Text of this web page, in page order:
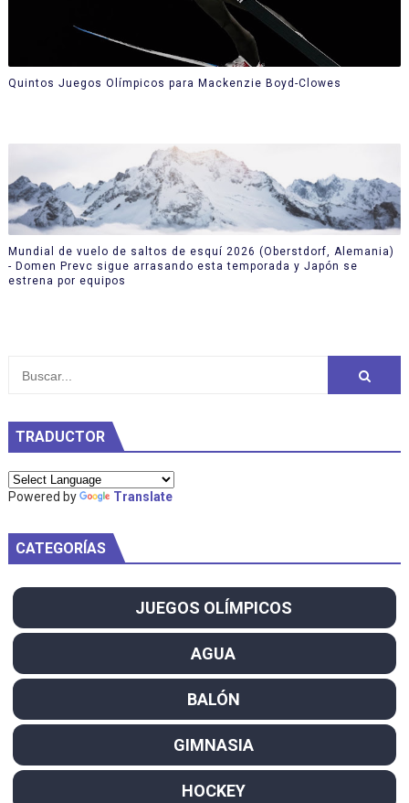
Quintos Juegos Olímpicos para Mackenzie Boyd-Clowes
Mundial de vuelo de saltos de esquí 2026 (Oberstdorf, Alemania)
- Domen Prevc sigue arrasando esta temporada y Japón se
estrena por equipos
TRADUCTOR
Powered by Translate
CATEGORÍAS
JUEGOS OLÍMPICOS
AGUA
BALÓN
GIMNASIA
HOCKEY